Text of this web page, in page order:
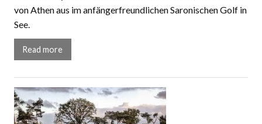
Inseln der Kykladen und des Dodekanes bläst, stechen wir
von Athen aus im anfängerfreundlichen Saronischen Golf in
See.
Read more